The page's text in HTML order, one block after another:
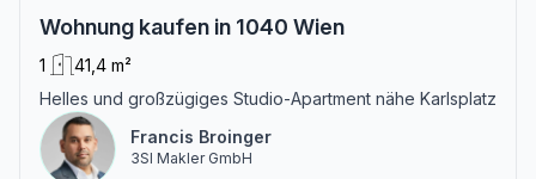
Wohnung kaufen in 1040 Wien
1
41,4 m²
Helles und großzügiges Studio-Apartment nähe Karlsplatz
Francis Broinger
3SI Makler GmbH